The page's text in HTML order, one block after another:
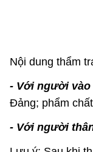
Nội dung thẩm
- Với người
Đảng; phẩm
- Với người